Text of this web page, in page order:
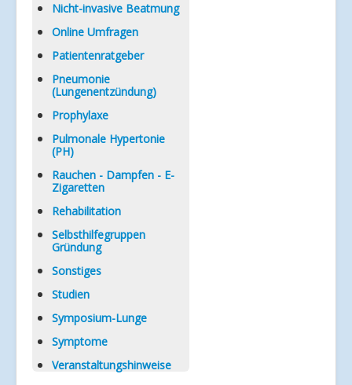
Nicht-invasive Beatmung
Online Umfragen
Patientenratgeber
Pneumonie
(Lungenentzündung)
Prophylaxe
Pulmonale Hypertonie
(PH)
Rauchen - Dampfen - E-
Zigaretten
Rehabilitation
Selbsthilfegruppen
Gründung
Sonstiges
Studien
Symposium-Lunge
Symptome
Veranstaltungshinweise